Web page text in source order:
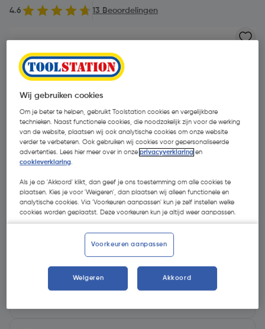
4.6 13 Beoordelingen
| Excl. btw € 26,32
Selecteer winkel - Bekijk voorraadniveaus en haal binnen 10
minuten op
Wij gebruiken cookies
Om je beter te helpen, gebruikt Toolstation cookies en vergelijkbare
technieken. Naast functionele cookies, die noodzakelijk zijn voor de werking
van de website, plaatsen wij ook analytische cookies om onze website
verder te verbeteren. Ook gebruiken wij cookies voor gepersonaliseerde
advertenties. Lees hier meer over in onzeprivacyverklaring en
cookieverklaring.
Als je op 'Akkoord' klikt, dan geef je ons toestemming om alle cookies te
plaatsen. Kies je voor 'Weigeren', dan plaatsen wij alleen functionele en
analytische cookies. Via 'Voorkeuren aanpassen' kun je zelf instellen welke
cookies worden geplaatst. Deze voorkeuren kun je altijd weer aanpassen.
Voorkeuren aanpassen
Weigeren Akkoord